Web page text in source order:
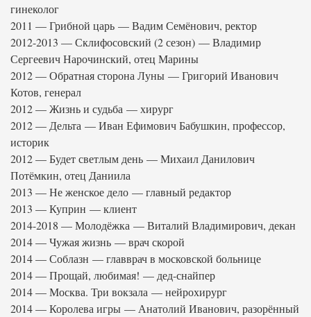
гинеколог
2011 — Грибной царь — Вадим Семёнович, ректор
2012-2013 — Склифосовский (2 сезон) — Владимир
Сергеевич Нарочинский, отец Марины
2012 — Обратная сторона Луны — Григорий Иванович
Котов, генерал
2012 — Жизнь и судьба — хирург
2012 — Дельта — Иван Ефимович Бабушкин, профессор,
историк
2012 — Будет светлым день — Михаил Данилович
Потёмкин, отец Даниила
2013 — Не женское дело — главный редактор
2013 — Куприн — клиент
2014-2018 — Молодёжка — Виталий Владимирович, декан
2014 — Чужая жизнь — врач скорой
2014 — Соблазн — главврач в московской больнице
2014 — Прощай, любимая! — дед-снайпер
2014 — Москва. Три вокзала — нейрохирург
2014 — Королева игры — Анатолий Иванович, разорённый